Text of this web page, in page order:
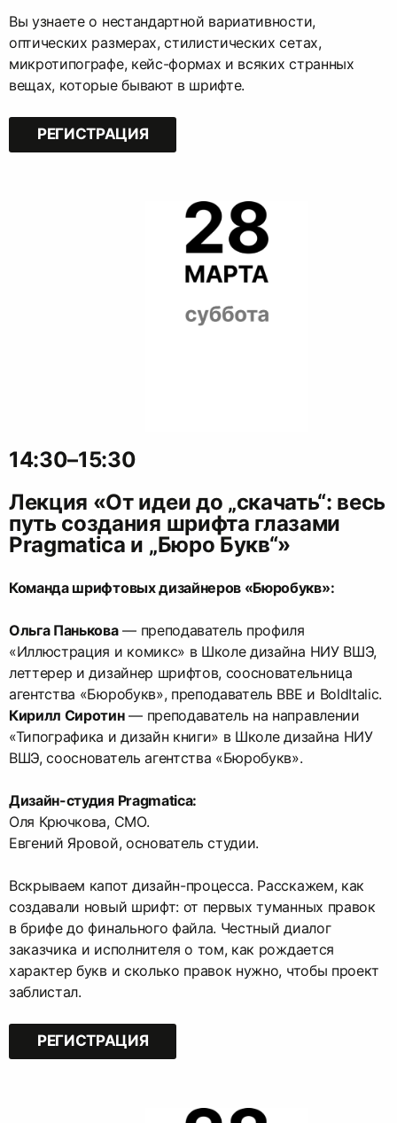
Вы узнаете о нестандартной вариативности,
оптических размерах, стилистических сетах,
микротипографе, кейс-формах и всяких странных
вещах, которые бывают в шрифте.
РЕГИСТРАЦИЯ
14:30–15:30
Лекция «От идеи до „скачать“: весь
путь создания шрифта глазами
Pragmatica и „Бюро Букв“»
Ольга Панькова— преподаватель профиля
«Иллюстрация и комикс» в Школе дизайна НИУ ВШЭ,
леттерер и дизайнер шрифтов, соосновательница
агентства «Бюробукв», преподаватель BBE и BoldItalic.
Кирилл Сиротин— преподаватель на направлении
«Типографика и дизайн книги» в Школе дизайна НИУ
ВШЭ, сооснователь агентства «Бюробукв».
Дизайн-студия Pragmatica:
Оля Крючкова, CMO.
Евгений Яровой, основатель студии.
Вскрываем капот дизайн-процесса. Расскажем, как
создавали новый шрифт: от первых туманных правок
в брифе до финального файла. Честный диалог
заказчика и исполнителя о том, как рождается
характер букв и сколько правок нужно, чтобы проект
заблистал.
РЕГИСТРАЦИЯ